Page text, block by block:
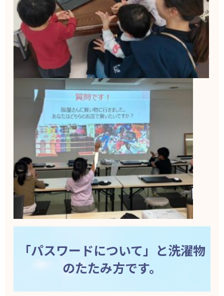
「パスワードについて」と洗濯物
のたたみ方です。